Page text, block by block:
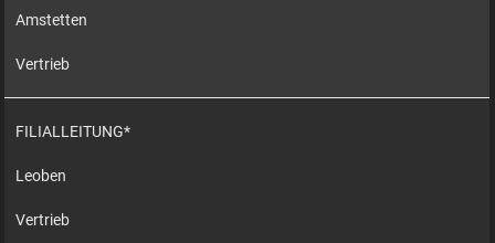
Amstetten
Vertrieb
FILIALLEITUNG*
Leoben
Vertrieb